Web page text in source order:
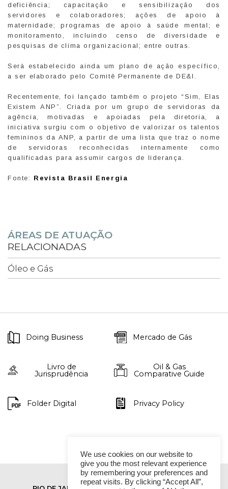
deficiência; capacitação e sensibilização dos
servidores e colaboradores; ações de apoio à
maternidade; programas de apoio à saúde mental; e
monitoramento, incluindo censo de diversidade e
pesquisas de clima organizacional; entre outras.
Será estabelecido ainda um plano de ação específico,
a ser elaborado pelo Comitê Permanente de DE&I.
Recentemente, foi lançado também o projeto “Sim, Elas
Existem ANP”. Criada por um grupo de servidoras da
agência, motivadas e apoiadas pela diretoria, a
iniciativa surgiu com o objetivo de valorizar os talentos
femininos da ANP, a partir de uma lista que traz o nome
de servidoras reconhecidas internamente como
qualificadas para assumir cargos de liderança.
Fonte: Revista Brasil Energia
ÁREAS DE ATUAÇÃO
RELACIONADAS
Óleo e Gás
Doing Business Mercado de Gás
Livro de
Jurisprudência
Oil & Gas
Comparative Guide
Folder Digital Privacy Policy
We use cookies on our website to
give you the most relevant experience
by remembering your preferences and
repeat visits. By clicking “Accept All”,